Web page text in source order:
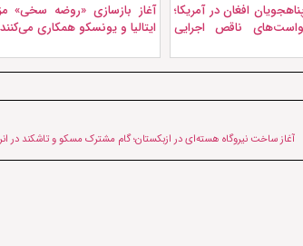
افغان در آمریکا؛
ناقص اجرایی
آغاز بازسازی «روضه سخی»
ایتالیا و یونسکو همکاری می‌کنند
آغاز ساخت نیروگاه هسته‌ای در ازبکستان؛ گام مشترک مسکو و تاشکند در